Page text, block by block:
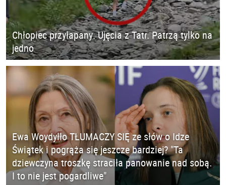
Chłopiec przyłapany. Ujęcia z Tatr. Patrzą tylko na
jedno
Ewa Woydyłło TŁUMACZY SIĘ ze słów o Idze
Świątek i pogrąża się jeszcze bardziej? "Ta
dziewczyna troszkę straciła panowanie nad sobą.
I to nie jest pogardliwe"